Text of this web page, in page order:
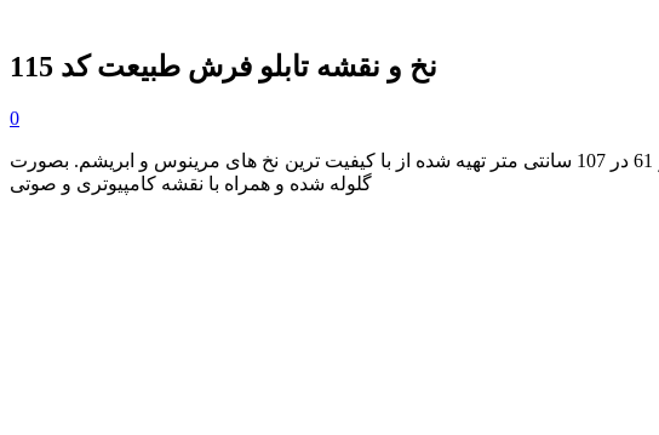
نخ و نقشه تابلو فرش طبیعت کد 115
0
و سایز 61 در 107 سانتی متر تهیه شده از با کیفیت ترین نخ های مرینوس و ابریشم. بصورت
گلوله شده و همراه با نقشه کامپیوتری و صوتی